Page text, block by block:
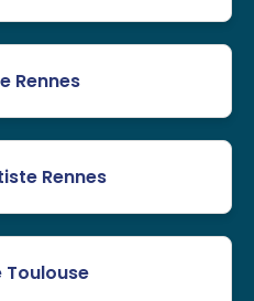
Rennes
Rennes
Toulouse